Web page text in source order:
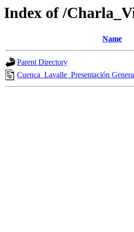
Index of /
Name
Parent Directory
Cuenca_Lavalle_Presentación